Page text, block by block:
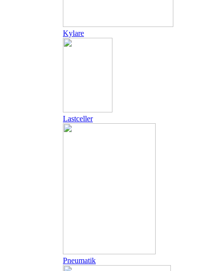
Kylare
Lastceller
Pneumatik